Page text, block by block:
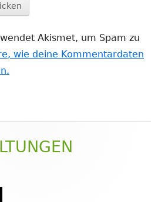
Akismet, um Spam zu
wie deine Kommentardaten